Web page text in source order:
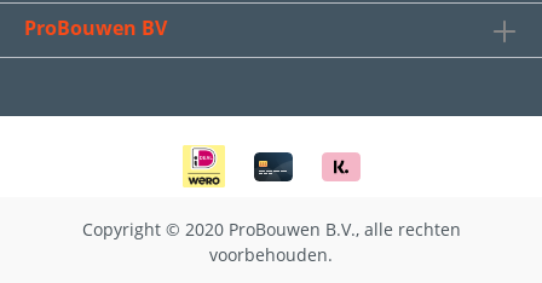
ProBouwen BV
Copyright © 2020 ProBouwen B.V., alle rechten
voorbehouden.